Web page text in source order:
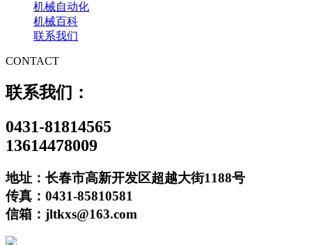
机械自动化
机械百科
联系我们
CONTACT
联系我们：
0431-81814565
13614478009
地址：长春市高新开发区超越大街1188号
传真：0431-85810581
信箱：jltkxs@163.com